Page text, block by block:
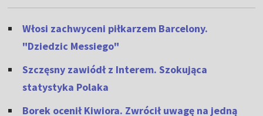
Włosi zachwyceni piłkarzem Barcelony.
"Dziedzic Messiego"
Szczęsny zawiódł z Interem. Szokująca
statystyka Polaka
Borek ocenił Kiwiora. Zwrócił uwagę na jedną